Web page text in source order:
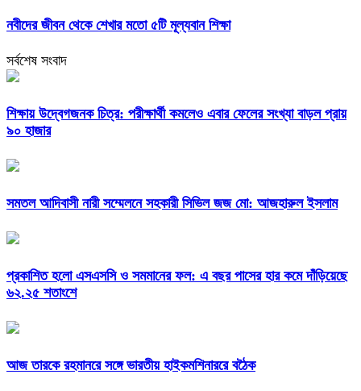
নবীদের জীবন থেকে শেখার মতো ৫টি মূল্যবান শিক্ষা
সর্বশেষ সংবাদ
শিক্ষায় উদ্বেগজনক চিত্র: পরীক্ষার্থী কমলেও এবার ফেলের সংখ্যা বাড়ল প্রায়
৯০ হাজার
সমতল আদিবাসী নারী সম্মেলনে সহকারী সিভিল জজ মো: আজহারুল ইসলাম
প্রকাশিত হলো এসএসসি ও সমমানের ফল: এ বছর পাসের হার কমে দাঁড়িয়েছে
৬২.২৫ শতাংশে
আজ তারকে রহমানরে সঙ্গে ভারতীয় হাইকমশিনাররে বঠৈক